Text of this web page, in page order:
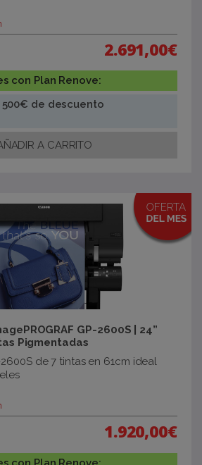
2.691,00€
con Plan Renove:
de descuento
GP-2600S | 24”
Pigmentadas
de 7 tintas en 61cm ideal
1.920,00€